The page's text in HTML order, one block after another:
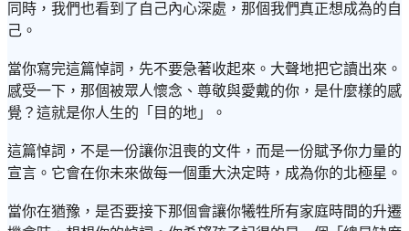
同時，我們也看到了自己內心深處，那個我們真正想成為的自
己。
當你寫完這篇悼詞，先不要急著收起來。大聲地把它讀出來。
感受一下，那個被眾人懷念、尊敬與愛戴的你，是什麼樣的感
覺？這就是你人生的「目的地」。
這篇悼詞，不是一份讓你沮喪的文件，而是一份賦予你力量的
宣言。它會在你未來做每一個重大決定時，成為你的北極星。
當你在猶豫，是否要接下那個會讓你犧牲所有家庭時間的升遷